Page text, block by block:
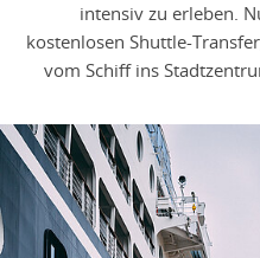
intensiv zu erleben.
kostenlosen Shuttle-
vom Schiff ins